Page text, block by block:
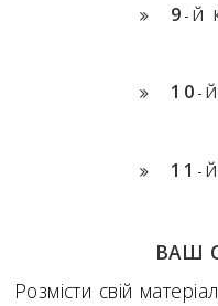
9 -Й
10 -
11 -
ВАШ
Розмісти свій